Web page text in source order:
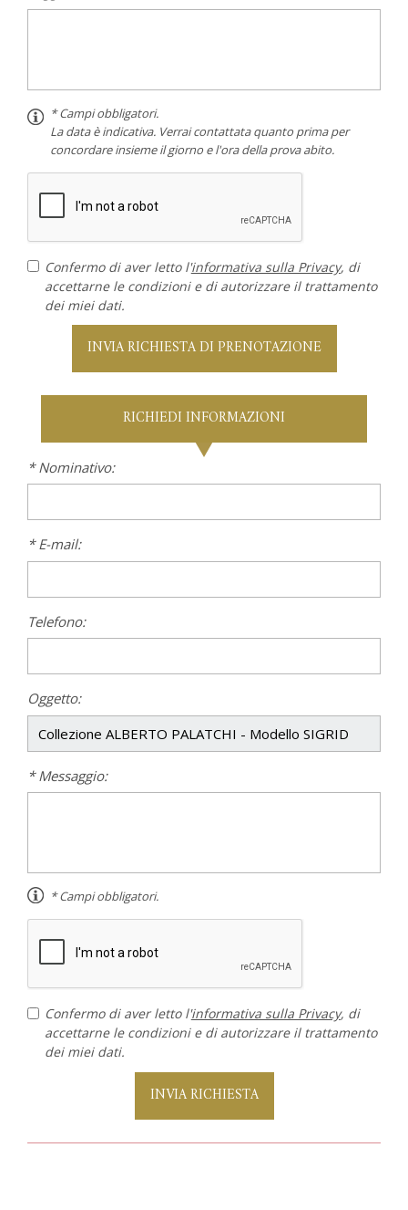
* Campi obbligatori.
La data è indicativa. Verrai contattata quanto prima per
concordare insieme il giorno e l'ora della prova abito.
Confermo di aver letto l'informativa sulla Privacy, di
accettarne le condizioni e di autorizzare il trattamento
dei miei dati.
INVIA RICHIESTA DI PRENOTAZIONE
RICHIEDI INFORMAZIONI
* Nominativo:
* E-mail:
Telefono:
Oggetto:
* Messaggio:
* Campi obbligatori.
Confermo di aver letto l'informativa sulla Privacy, di
accettarne le condizioni e di autorizzare il trattamento
dei miei dati.
INVIA RICHIESTA